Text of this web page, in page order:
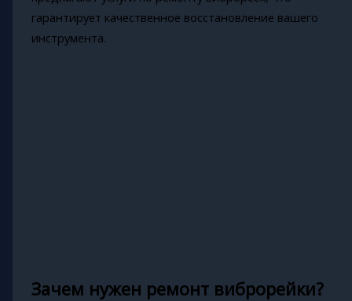
гарантирует качественное восстановление вашего
инструмента.
Зачем нужен ремонт виброрейки?